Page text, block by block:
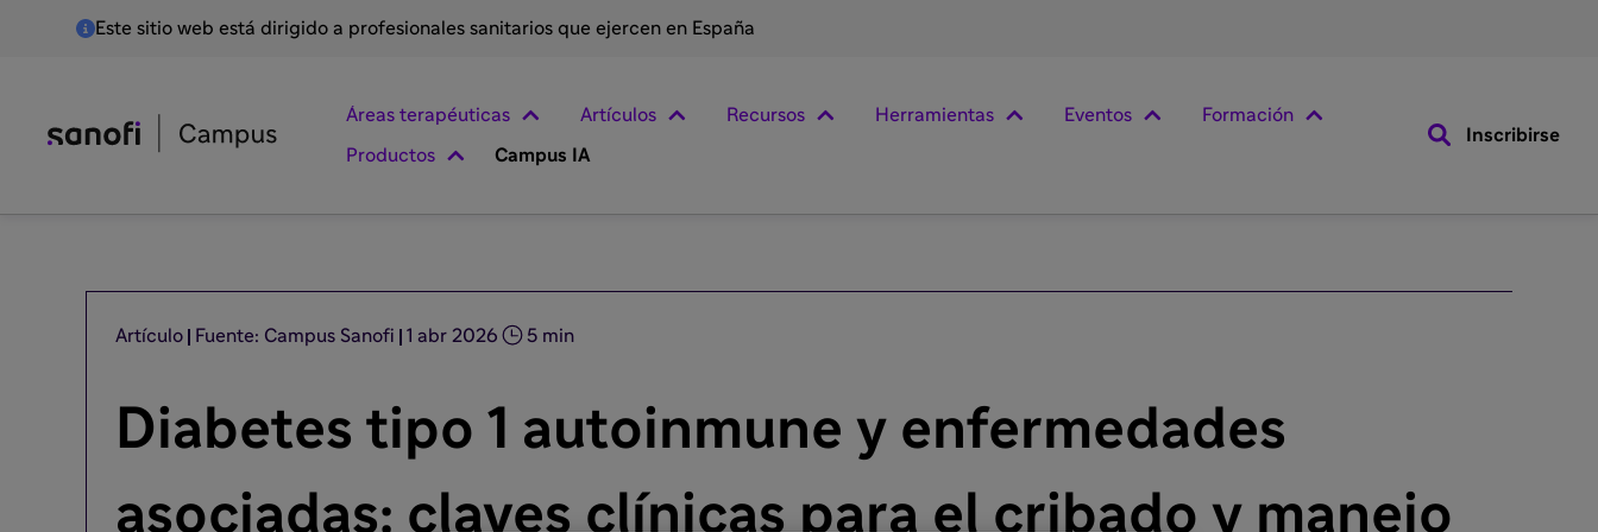
Este sitio web está dirigido a profesionales sanitarios que ejercen en España
Áreas terapéuticas Artículos Recursos Herramientas Eventos Formación
Productos Campus IA
Inscribirse
Artículo Fuente: Campus Sanofi 1 abr 2026 5 min
Diabetes tipo 1 autoinmune y enfermedades
asociadas: claves clínicas para el cribado y manejo